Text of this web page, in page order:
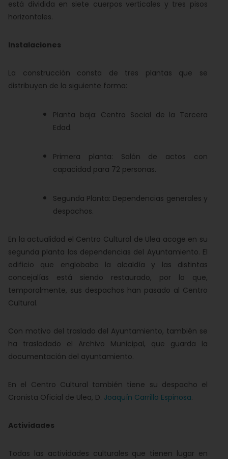
está dividida en siete cuerpos verticales y tres pisos
horizontales.
Instalaciones
La construcción consta de tres plantas que se
distribuyen de la siguiente forma:
Planta baja: Centro Social de la Tercera
Edad.
Primera planta: Salón de actos con
capacidad para 72 personas.
Segunda Planta: Dependencias generales y
despachos.
En la actualidad el Centro Cultural de Ulea acoge en su
segunda planta las dependencias del Ayuntamiento. El
edificio que englobaba la alcaldía y las distintas
concejalías está siendo restaurado, por lo que,
temporalmente, sus despachos han pasado al Centro
Cultural.
Con motivo del traslado del Ayuntamiento, también se
ha trasladado el Archivo Municipal, que guarda la
documentación del ayuntamiento.
En el Centro Cultural también tiene su despacho el
Cronista Oficial de Ulea, D. Joaquín Carrillo Espinosa.
Actividades
Todas las actividades culturales que tienen lugar en